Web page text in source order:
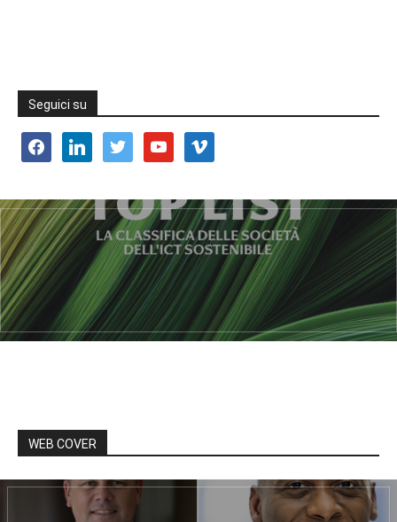
Seguici su
facebooklinkedin twitter youtube vimeo
WEB COVER